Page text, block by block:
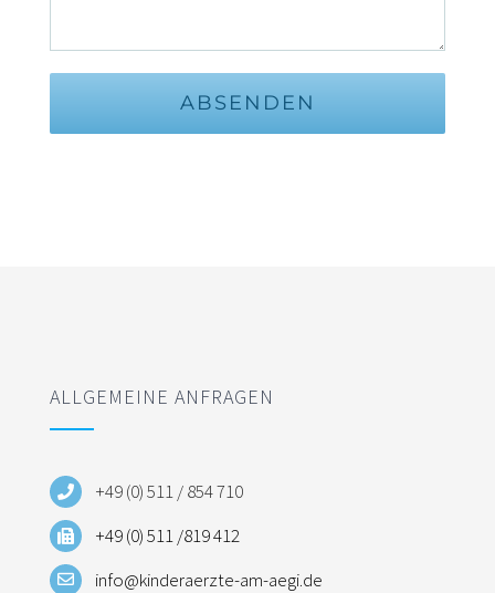
ALLGEMEINE ANFRAGEN
+49 (0) 511 / 854 710
+49 (0) 511 /819 412
info@kinderaerzte-am-aegi.de